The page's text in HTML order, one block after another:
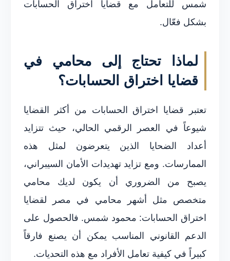
شمس للتعامل مع قضايا اختراق الحسابات
بشكل فعّال.
لماذا تحتاج إلى محامي في
قضايا اختراق الحسابات؟
تعتبر قضايا اختراق الحسابات من أكثر القضايا
شيوعاً في العصر الرقمي الحالي، حيث تتزايد
أعداد الضحايا الذين يتعرضون لمثل هذه
الممارسات. ومع تزايد تهديدات الأمان السيبراني،
يصبح من الضروري أن يكون لديك محامي
متخصص مثل أشهر محامي في مصر لقضايا
اختراق الحسابات: محمود شمس. فالحصول على
الدعم القانوني المناسب يمكن أن يصنع فارقاً
كبيراً في كيفية تعامل الأفراد مع هذه التحديات.